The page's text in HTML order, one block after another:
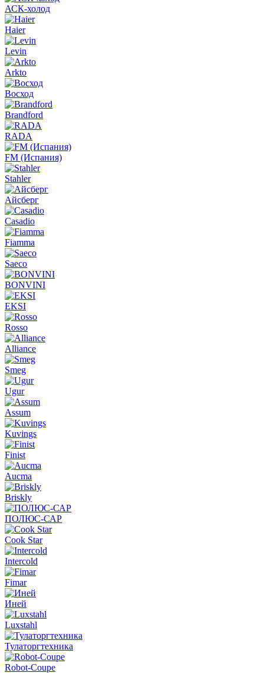
АСК-холод
Haier
Levin
Arkto
Восход
Brandford
RADA
FM (Испания)
Stahler
Айсберг
Casadio
Fiamma
Saeco
BONVINI
EKSI
Rosso
Alliance
Smeg
Ugur
Assum
Kuvings
Finist
Aucma
Briskly
ПОЛЮС-САР
Cook Star
Intercold
Fimar
Иней
Luxstahl
Тулаторгтехника
Robot-Coupe